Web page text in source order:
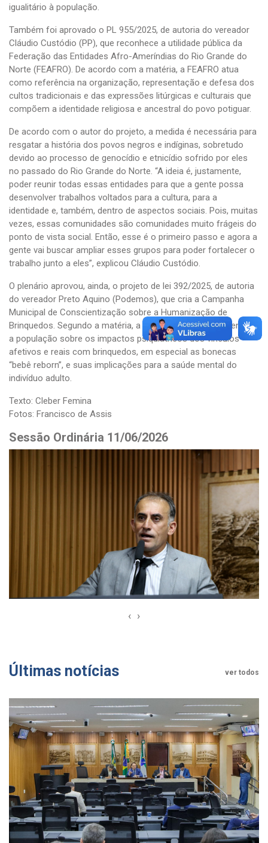
igualitário à população.
Também foi aprovado o PL 955/2025, de autoria do vereador
Cláudio Custódio (PP), que reconhece a utilidade pública da
Federação das Entidades Afro-Ameríndias do Rio Grande do
Norte (FEAFRO). De acordo com a matéria, a FEAFRO atua
como referência na organização, representação e defesa dos
cultos tradicionais e das expressões litúrgicas e culturais que
compõem a identidade religiosa e ancestral do povo potiguar.
De acordo com o autor do projeto, a medida é necessária para
resgatar a história dos povos negros e indíginas, sobretudo
devido ao processo de genocídio e etnicídio sofrido por eles
no passado do Rio Grande do Norte. “A ideia é, justamente,
poder reunir todas essas entidades para que a gente possa
desenvolver trabalhos voltados para a cultura, para a
identidade e, também, dentro de aspectos sociais. Pois, muitas
vezes, essas comunidades são comunidades muito frágeis do
ponto de vista social. Então, esse é o primeiro passo e agora a
gente vai buscar ampliar esses grupos para poder fortalecer o
trabalho junto a eles”, explicou Cláudio Custódio.
O plenário aprovou, ainda, o projeto de lei 392/2025, de autoria
do vereador Preto Aquino (Podemos), que cria a Campanha
Municipal de Conscientização sobre a Humanização de
Brinquedos. Segundo a matéria, a campanha visa conscientizar
a população sobre os impactos psiquiátricos dos vínculos
afetivos e reais com brinquedos, em especial as bonecas
“bebê reborn”, e suas implicações para a saúde mental do
indivíduo adulto.
Texto: Cleber Femina
Fotos: Francisco de Assis
Sessão Ordinária 11/06/2026
‹ ›
Últimas notícias ver todos